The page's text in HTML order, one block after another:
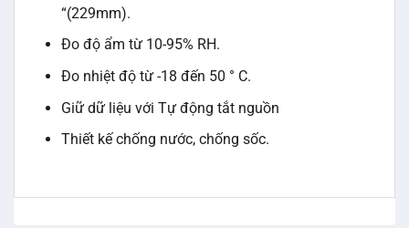
“(229mm).
Đo độ ẩm từ 10-95% RH.
Đo nhiệt độ từ -18 đến 50 ° C.
Giữ dữ liệu với Tự động tắt nguồn
Thiết kế chống nước, chống sốc.